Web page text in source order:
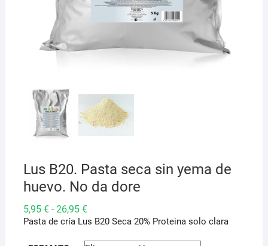
Lus B20. Pasta seca sin yema de
huevo. No da dore
5,95 € - 26,95 €Rango
de
precios:
Pasta de cría Lus B20 Seca 20% Proteina solo clara